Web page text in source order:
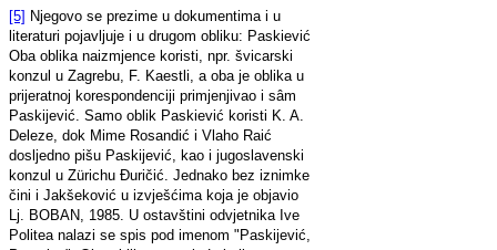
[5] Njegovo se prezime u dokumentima i u
literaturi pojavljuje i u drugom obliku: Paskiević
Oba oblika naizmjence koristi, npr. švicarski
konzul u Zagrebu, F. Kaestli, a oba je oblika u
prijeratnoj korespondenciji primjenjivao i sâm
Paskijević. Samo oblik Paskiević koristi K. A.
Deleze, dok Mime Rosandić i Vlaho Raić
dosljedno pišu Paskijević, kao i jugoslavenski
konzul u Zürichu Đuričić. Jednako bez iznimke
čini i Jakšeković u izvješćima koja je objavio
Lj. BOBAN, 1985. U ostavštini odvjetnika Ive
Politea nalazi se spis pod imenom "Paskijević,